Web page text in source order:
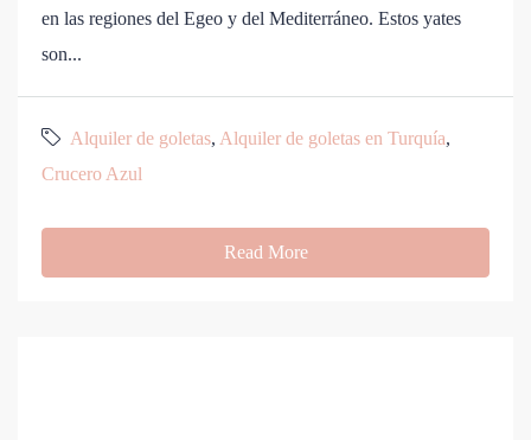
en las regiones del Egeo y del Mediterráneo. Estos yates
son...
Alquiler de goletas, Alquiler de goletas en Turquía,
Crucero Azul
Read More